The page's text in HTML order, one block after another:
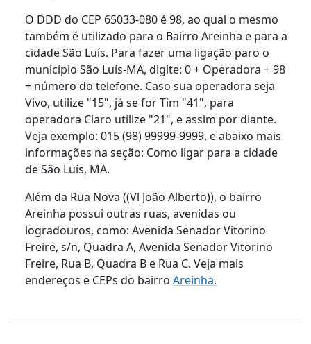
O DDD do CEP 65033-080 é 98, ao qual o mesmo
também é utilizado para o Bairro Areinha e para a
cidade São Luís. Para fazer uma ligação paro o
município São Luís-MA, digite: 0 + Operadora + 98
+ número do telefone. Caso sua operadora seja
Vivo, utilize "15", já se for Tim "41", para
operadora Claro utilize "21", e assim por diante.
Veja exemplo: 015 (98) 99999-9999, e abaixo mais
informações na seção: Como ligar para a cidade
de São Luís, MA.
Além da Rua Nova ((Vl João Alberto)), o bairro
Areinha possui outras ruas, avenidas ou
logradouros, como: Avenida Senador Vitorino
Freire, s/n, Quadra A, Avenida Senador Vitorino
Freire, Rua B, Quadra B e Rua C. Veja mais
endereços e CEPs do bairro Areinha.